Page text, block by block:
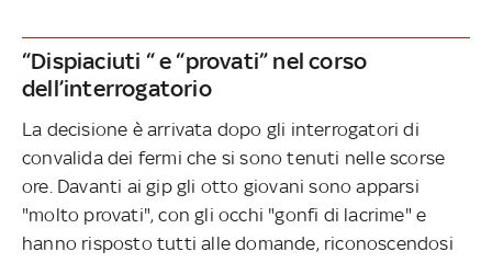
“Dispiaciuti “ e “provati” nel corso
dell’interrogatorio
La decisione è arrivata dopo gli interrogatori di
convalida dei fermi che si sono tenuti nelle scorse
ore. Davanti ai gip gli otto giovani sono apparsi
"molto provati", con gli occhi "gonfi di lacrime" e
hanno risposto tutti alle domande, riconoscendosi